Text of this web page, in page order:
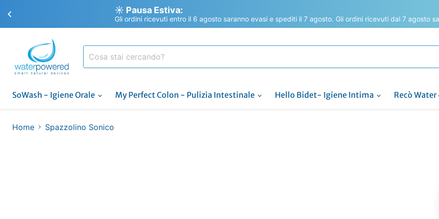
☀️ Pausa Estiva:
Gli ordini ricevuti entro il 6 agosto saranno evasi e spediti il 7 agosto. Gli ordini ricevuti dal 7 agosto
SoWash - Igiene Orale
My Perfect Colon - Pulizia Intestinale Hello Bidet- Igiene Intima Recò Water
Home Spazzolino Sonico